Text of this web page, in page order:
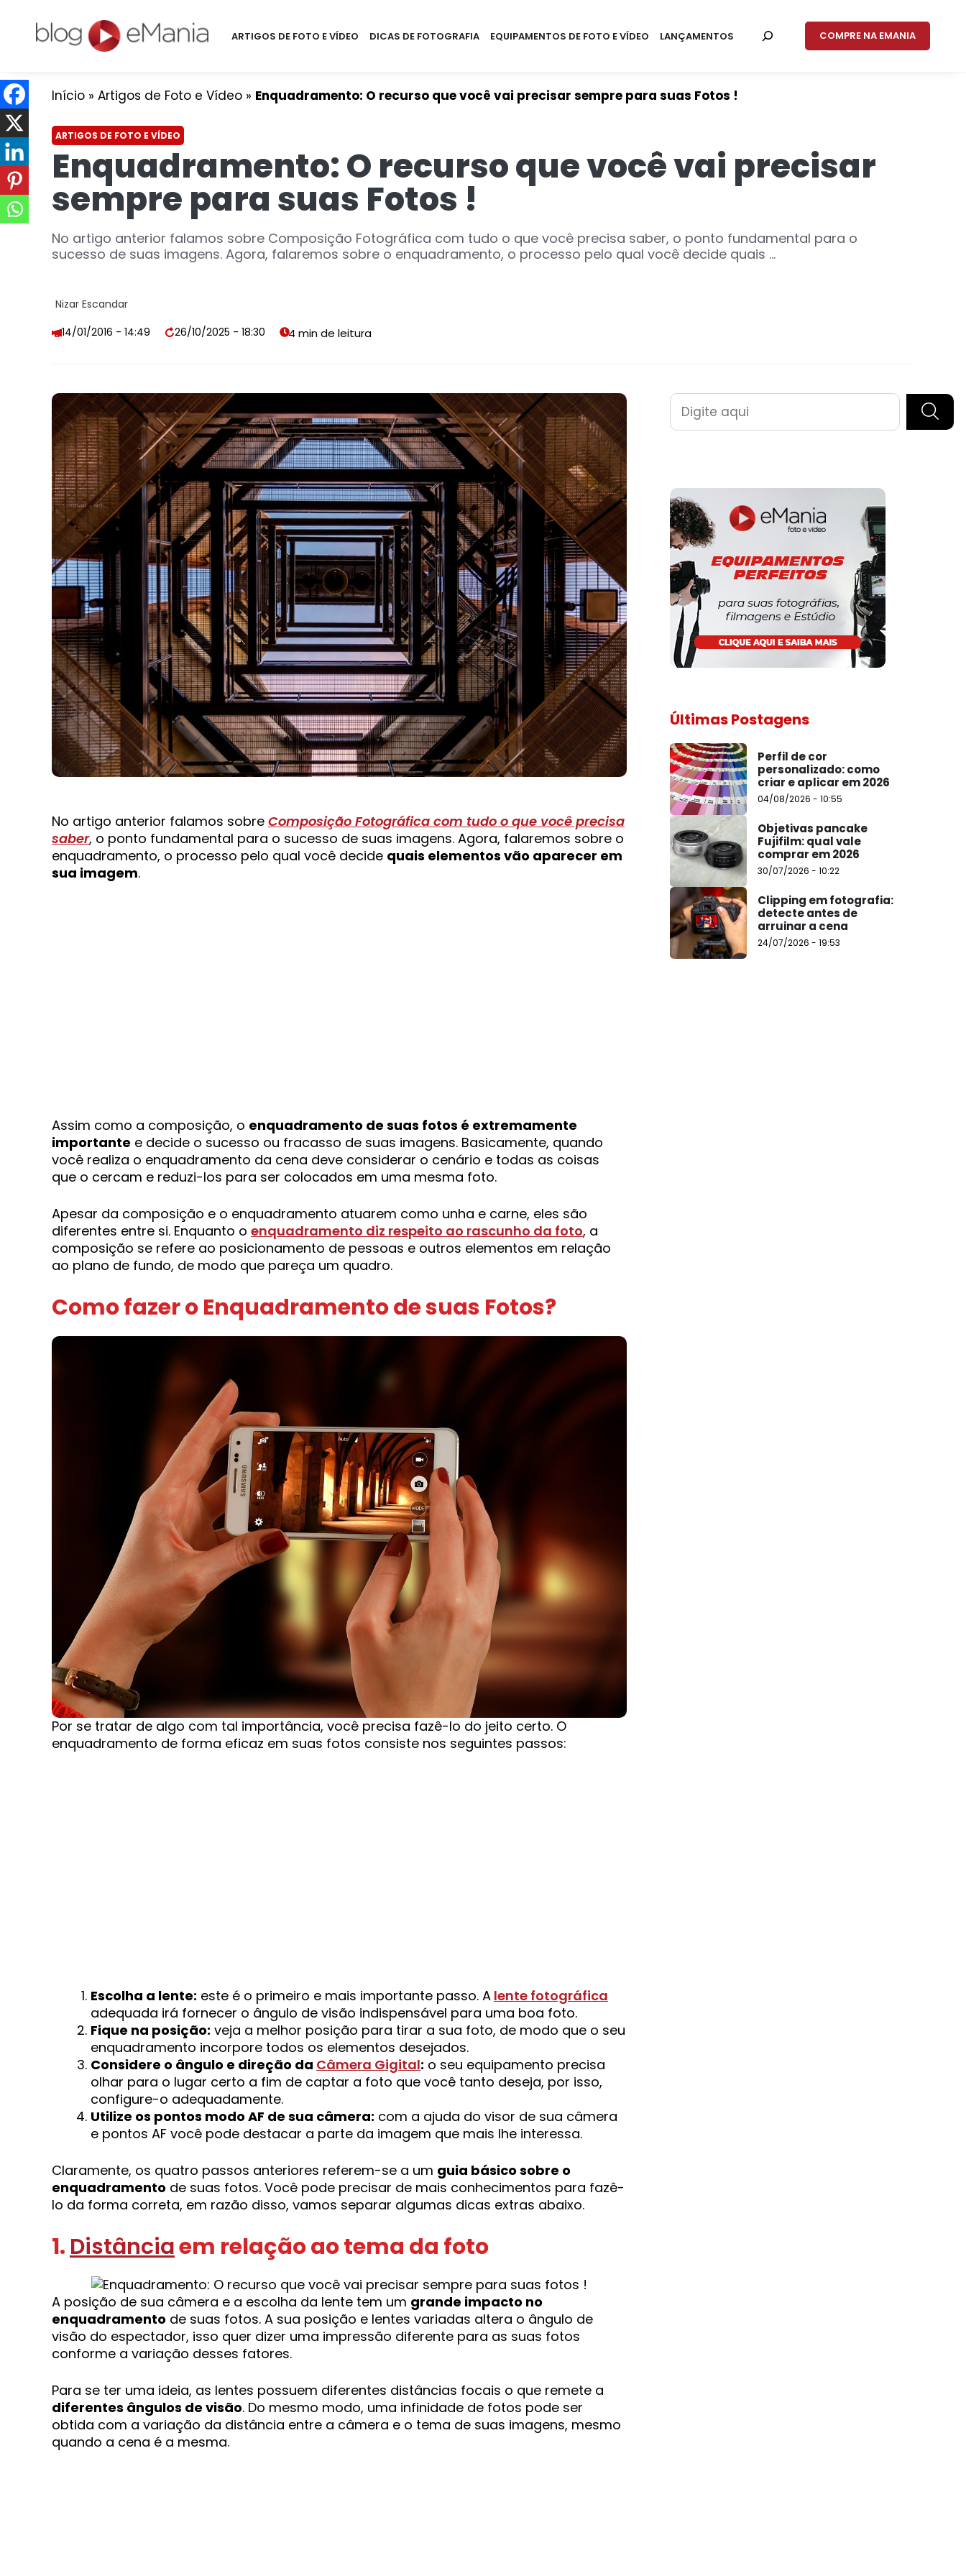
ARTIGOS DE FOTO E VÍDEO DICAS DE FOTOGRAFIA EQUIPAMENTOS DE FOTO E VÍDEO LANÇAMENTOS COMPRE NA EMANIA
Início » Artigos de Foto e Vídeo » Enquadramento: O recurso que você vai precisar sempre para suas Fotos !
ARTIGOS DE FOTO E VÍDEO
Enquadramento: O recurso que você vai precisar
sempre para suas Fotos !
No artigo anterior falamos sobre Composição Fotográfica com tudo o que você precisa saber, o ponto fundamental para o
sucesso de suas imagens. Agora, falaremos sobre o enquadramento, o processo pelo qual você decide quais ...
Nizar Escandar
14/01/2016 - 14:49
26/10/2025 - 18:30
No artigo anterior falamos sobre Composição Fotográfica com tudo o que você precisa
saber, o ponto fundamental para o sucesso de suas imagens. Agora, falaremos sobre o
enquadramento, o processo pelo qual você decide quais elementos vão aparecer em
sua imagem.
Assim como a composição, o enquadramento de suas fotos é extremamente
importante e decide o sucesso ou fracasso de suas imagens. Basicamente, quando
você realiza o enquadramento da cena deve considerar o cenário e todas as coisas
que o cercam e reduzi-los para ser colocados em uma mesma foto.
Apesar da composição e o enquadramento atuarem como unha e carne, eles são
diferentes entre si. Enquanto o enquadramento diz respeito ao rascunho da foto, a
composição se refere ao posicionamento de pessoas e outros elementos em relação
ao plano de fundo, de modo que pareça um quadro.
Como fazer o Enquadramento de suas Fotos?
Por se tratar de algo com tal importância, você precisa fazê-lo do jeito certo. O
enquadramento de forma eficaz em suas fotos consiste nos seguintes passos:
Escolha a lente: este é o primeiro e mais importante passo. A lente fotográfica
adequada irá fornecer o ângulo de visão indispensável para uma boa foto.
Fique na posição: veja a melhor posição para tirar a sua foto, de modo que o seu
enquadramento incorpore todos os elementos desejados.
Considere o ângulo e direção da Câmera Gigital: o seu equipamento precisa
olhar para o lugar certo a fim de captar a foto que você tanto deseja, por isso,
configure-o adequadamente.
Utilize os pontos modo AF de sua câmera: com a ajuda do visor de sua câmera
e pontos AF você pode destacar a parte da imagem que mais lhe interessa.
Claramente, os quatro passos anteriores referem-se a um guia básico sobre o
enquadramento de suas fotos. Você pode precisar de mais conhecimentos para fazê-
lo da forma correta, em razão disso, vamos separar algumas dicas extras abaixo.
1. Distânciaem relação ao tema da foto
A posição de sua câmera e a escolha da lente tem um grande impacto no
enquadramento de suas fotos. A sua posição e lentes variadas altera o ângulo de
visão do espectador, isso quer dizer uma impressão diferente para as suas fotos
conforme a variação desses fatores.
Para se ter uma ideia, as lentes possuem diferentes distâncias focais o que remete a
diferentes ângulos de visão. Do mesmo modo, uma infinidade de fotos pode ser
obtida com a variação da distância entre a câmera e o tema de suas imagens, mesmo
quando a cena é a mesma.
Pesquisar
Últimas Postagens
Perfil de cor
personalizado: como
criar e aplicar em 2026
04/08/2026 - 10:55
Objetivas pancake
Fujifilm: qual vale
comprar em 2026
30/07/2026 - 10:22
Clipping em fotografia:
detecte antes de
arruinar a cena
24/07/2026 - 19:53